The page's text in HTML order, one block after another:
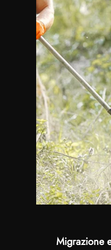
Migrazione